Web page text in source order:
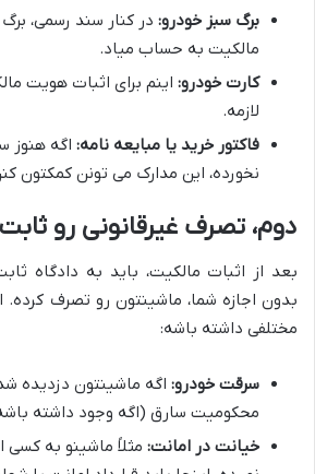
برگ سبز خودرو: در کنار سند رسمی،
مالکیت به حساب میاد.
کارت خودرو: اینم برای اثبات هویت
لازمه.
فاکتور خرید یا مبایعه نامه: اگه هنوز
نخورده، این مدارک می تونن کمکتون
دوم، تصرف غیرقانونی رو
بعد از اثبات مالکیت، باید به دادگاه
بدون اجازه شما، ماشینتون رو تصرف
مختلفی داشته باشه:
سرقت خودرو: اگه ماشینتون دزدیده
محکومیت سارق (اگه وجود داشته
خیانت در امانت: مثلاً ماشینو به